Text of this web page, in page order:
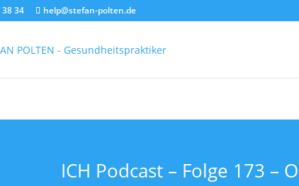
38 34 help@stefan-polten.de
ICH Podcast – Folge 173 –